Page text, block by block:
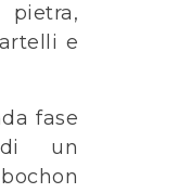
e
fase
un